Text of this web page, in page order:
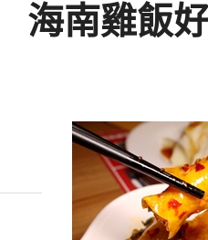
海南雞飯